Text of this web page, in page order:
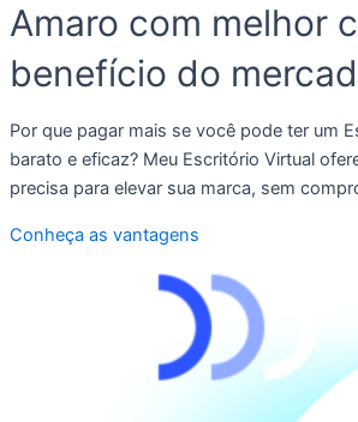
Amaro com melhor
benefício do
Por que pagar mais se você pode ter um
barato e eficaz? Meu Escritório Virtual
precisa para elevar sua marca, sem
Conheça as vantagens